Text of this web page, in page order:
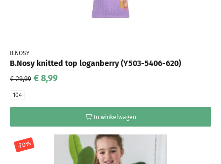
B.NOSY
B.Nosy knitted top loganberry (Y503-5406-620)
€ 29,99 € 8,99
104
In winkelwagen
-70%